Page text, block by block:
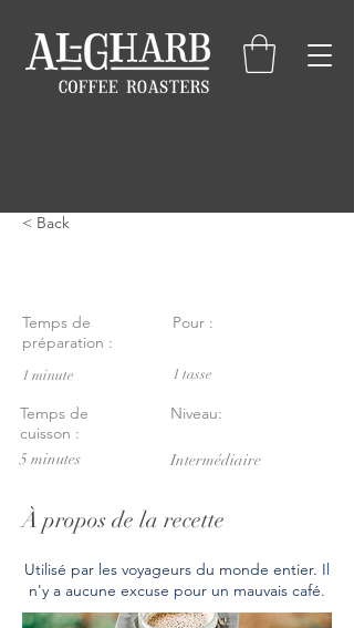
< Back
Temps de
préparation :
1 minute
Temps de
cuisson :
5 minutes
Pour :
1 tasse
Niveau:
Intermédiaire
À propos de la recette
Utilisé par les voyageurs du monde entier. Il
n'y a aucune excuse pour un mauvais café.